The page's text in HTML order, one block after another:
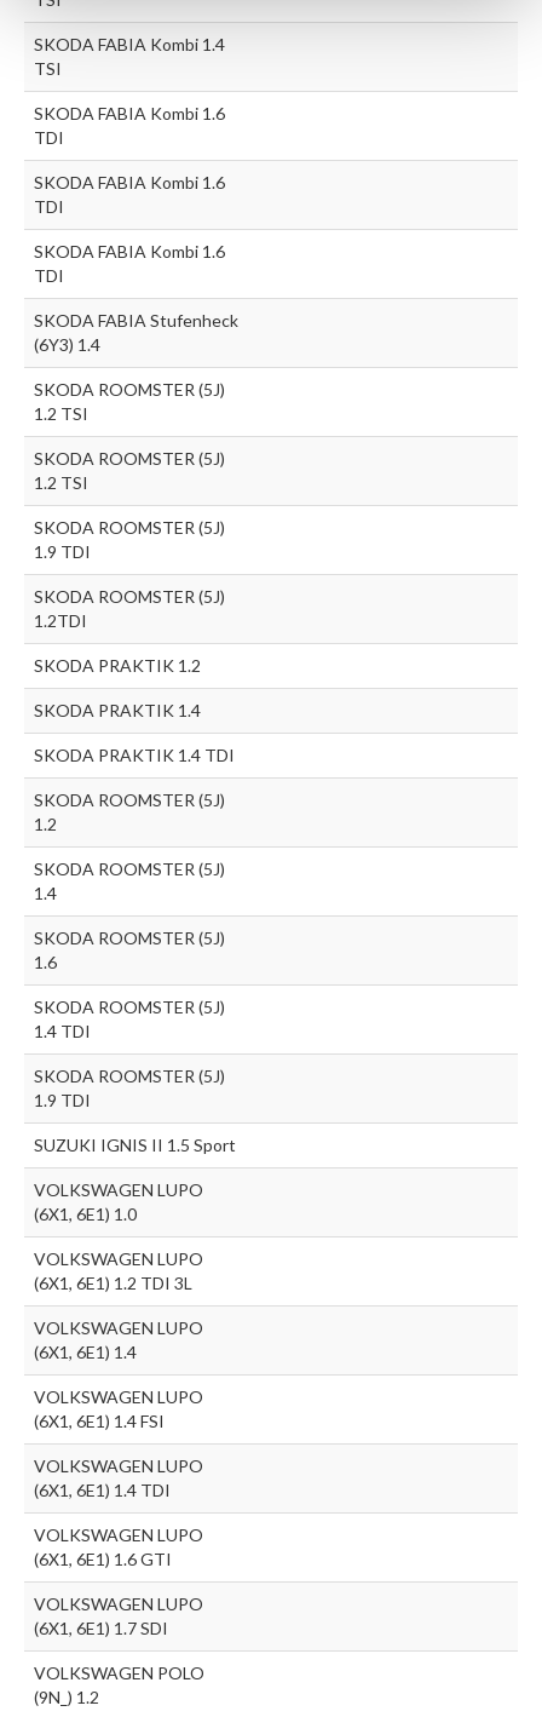
SKODA FABIA Kombi 1.4
TSI
SKODA FABIA Kombi 1.6
TDI
SKODA FABIA Kombi 1.6
TDI
SKODA FABIA Kombi 1.6
TDI
SKODA FABIA Stufenheck
(6Y3) 1.4
SKODA ROOMSTER (5J)
1.2 TSI
SKODA ROOMSTER (5J)
1.2 TSI
SKODA ROOMSTER (5J)
1.9 TDI
SKODA ROOMSTER (5J)
1.2TDI
SKODA PRAKTIK 1.2
SKODA PRAKTIK 1.4
SKODA PRAKTIK 1.4 TDI
SKODA ROOMSTER (5J)
1.2
SKODA ROOMSTER (5J)
1.4
SKODA ROOMSTER (5J)
1.6
SKODA ROOMSTER (5J)
1.4 TDI
SKODA ROOMSTER (5J)
1.9 TDI
SUZUKI IGNIS II 1.5 Sport
VOLKSWAGEN LUPO
(6X1, 6E1) 1.0
VOLKSWAGEN LUPO
(6X1, 6E1) 1.2 TDI 3L
VOLKSWAGEN LUPO
(6X1, 6E1) 1.4
VOLKSWAGEN LUPO
(6X1, 6E1) 1.4 FSI
VOLKSWAGEN LUPO
(6X1, 6E1) 1.4 TDI
VOLKSWAGEN LUPO
(6X1, 6E1) 1.6 GTI
VOLKSWAGEN LUPO
(6X1, 6E1) 1.7 SDI
VOLKSWAGEN POLO
(9N_) 1.2